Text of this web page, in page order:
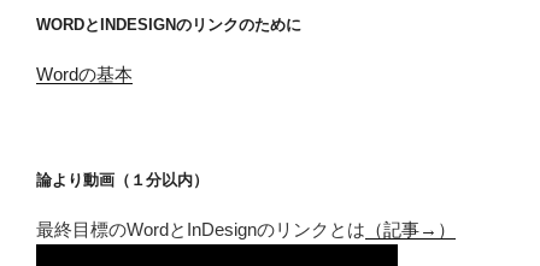
WORDとINDESIGNのリンクのために
Wordの基本
論より動画（１分以内）
最終目標のWordとInDesignのリンクとは （記事→）